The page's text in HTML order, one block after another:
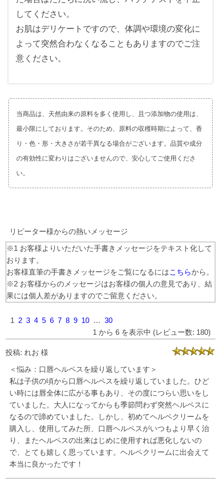
してください。
お肌はデリケートですので、体調や環境の変化に
よって突然合わなくなることもありますのでご注
意ください。
当商品は、天然由来の原料を多く使用し、且つ添加物の使用は、
最小限にしております。そのため、原料の収穫時期によって、香
り・色・形・大きさが若干異なる場合がございます。品質や成分
の有効性に変わりはございませんので、安心してご使用くださ
い。
リピーター様からの熱いメッセージ
※1 お客様よりいただいた手書きメッセージをテキスト化して
おります。
お客様直筆の手書きメッセージをご覧になるにはこちらから。
※2 お客様からのメッセージはお客様の個人の意見であり、結
果には個人差がありますのでご留意ください。
1 2 3 4 5 6 7 8 9 10 …
30
1 から 6 を表示中 (レビュー数: 180)
投稿: れお 様
＜悩み：口唇ヘルペスを繰り返しています＞
私は子供の頃から口唇ヘルペスを繰り返していました。ひど
い時には唇全体に広がる事もあり、その度につらい思いをし
ていました。大人になってからも季節問わず突然ヘルペスに
なるので諦めていました。しかし、初めてヘルペクリームを
購入し、使用してみた所、口唇ヘルペスがいつもより早く治
り、またヘルペスの出来はじめに使用すれば悪化しないの
で、とても嬉しく思っています。ヘルペクリームに出会えて
本当に良かったです！